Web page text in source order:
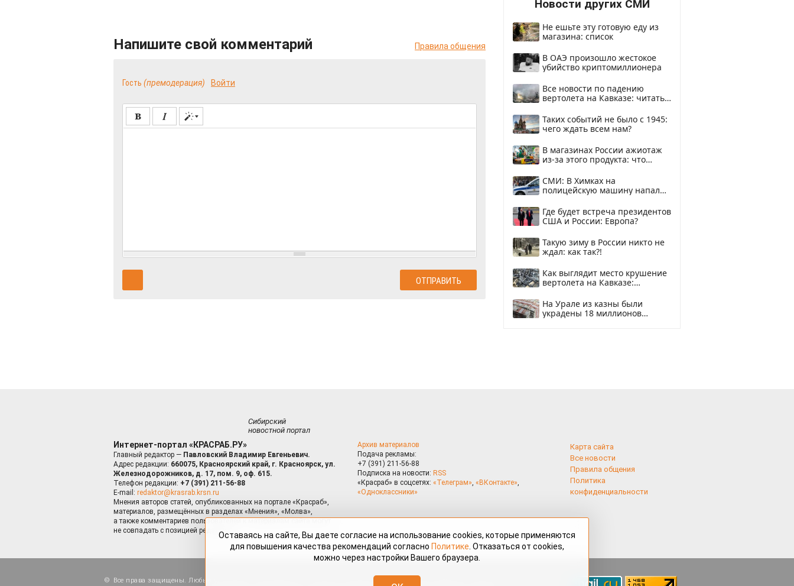
Напишите свой комментарий Правила общения
Гость (премодерация) Войти
Новости других СМИ
Не ешьте эту готовую еду из
магазина: список
В ОАЭ произошло жестокое
убийство криптомиллионера
Все новости по падению
вертолета на Кавказе: читать
Таких событий не было с 1945:
чего ждать всем нам?
В магазинах России ажиотаж
из-за этого продукта: что
СМИ: В Химках на
полицейскую машину напали
Где будет встреча президентов
США и России: Европа?
Такую зиму в России никто не
ждал: как так?!
Как выглядит место крушение
вертолета на Кавказе:
На Урале из казны были
украдены 18 миллионов
Сибирский
новостной портал
Интернет-портал «КРАСРАБ.РУ»
Главный редактор — Павловский Владимир Евгеньевич.
Адрес редакции: 660075, Красноярский край, г. Красноярск, ул.
Железнодорожников, д. 17, пом. 9, оф. 615.
Телефон редакции: +7 (391) 211-56-88
E-mail: redaktor@krasrab.krsn.ru
Мнения авторов статей, опубликованных на портале «Красраб»,
материалов, размещённых в разделах «Мнения», «Молва»,
а также комментариев пользователей к материалам сайта могут
не совпадать с позицией редакции.
Архив материалов
Подача рекламы:
+7 (391) 211-56-88
Подписка на новости: RSS
«Красраб» в соцсетях: «Телеграм», «ВКонтакте»,
«Одноклассники»
Карта сайта
Все новости
Правила общения
Политика
конфиденциальности
Все права защищены. Любые материалы, размещённые на портале «Красраб.ру» сотрудниками редакции, нештатными
Оставаясь на сайте, Вы даете согласие на использование cookies, которые применяются
для повышения качества рекомендаций согласно Политике . Отказаться от cookies,
можно через настройки Вашего браузера.